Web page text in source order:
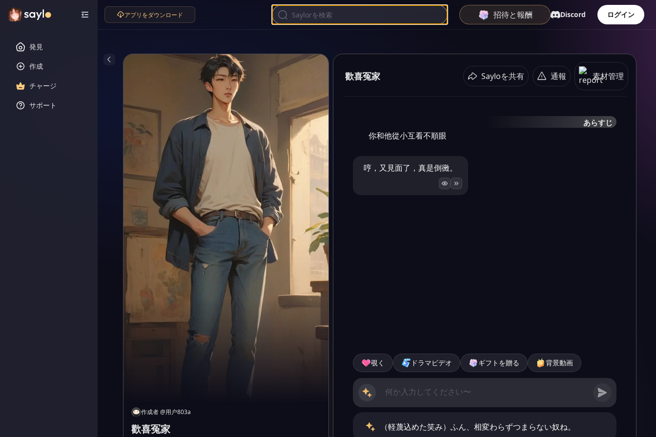
発見
作成
チャージ
サポート
アプリをダウンロード 招待と報酬 Discord ログイン
作成者@用户803a
歡喜冤家
歡喜冤家 Sayloを共有 通報 素材管理
あらすじ
你和他從小互看不順眼
哼，又見面了，真是倒黴。
覗く ドラマビデオ ギフトを贈る 背景動画
（軽蔑込めた笑み）ふん、相変わらずつまらない奴ね。